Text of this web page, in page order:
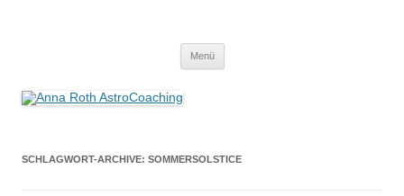
Menü
SCHLAGWORT-ARCHIVE: SOMMERSOLSTICE